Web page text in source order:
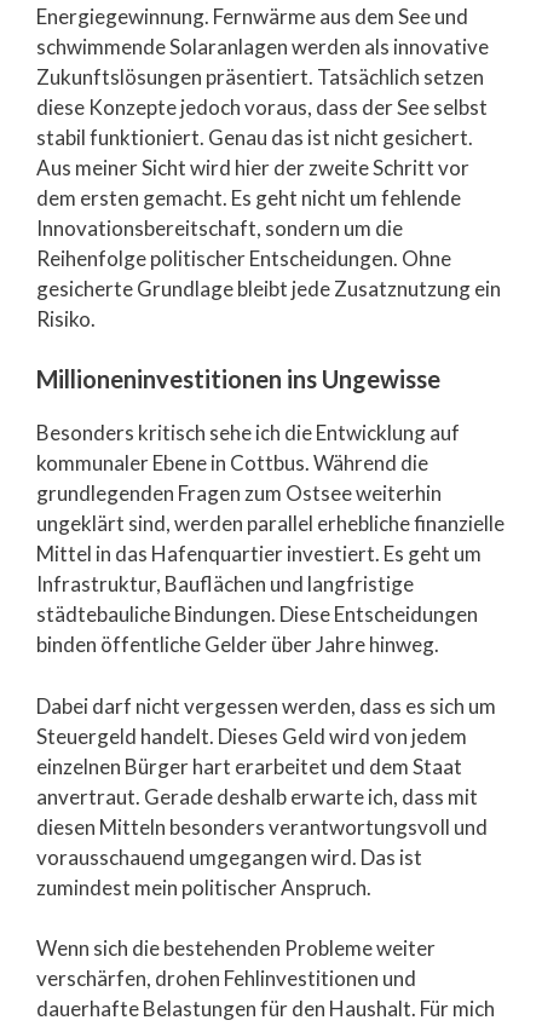
Energiegewinnung. Fernwärme aus dem See und
schwimmende Solaranlagen werden als innovative
Zukunftslösungen präsentiert. Tatsächlich setzen
diese Konzepte jedoch voraus, dass der See selbst
stabil funktioniert. Genau das ist nicht gesichert.
Aus meiner Sicht wird hier der zweite Schritt vor
dem ersten gemacht. Es geht nicht um fehlende
Innovationsbereitschaft, sondern um die
Reihenfolge politischer Entscheidungen. Ohne
gesicherte Grundlage bleibt jede Zusatznutzung ein
Risiko.
Millioneninvestitionen ins Ungewisse
Besonders kritisch sehe ich die Entwicklung auf
kommunaler Ebene in Cottbus. Während die
grundlegenden Fragen zum Ostsee weiterhin
ungeklärt sind, werden parallel erhebliche finanzielle
Mittel in das Hafenquartier investiert. Es geht um
Infrastruktur, Bauflächen und langfristige
städtebauliche Bindungen. Diese Entscheidungen
binden öffentliche Gelder über Jahre hinweg.
Dabei darf nicht vergessen werden, dass es sich um
Steuergeld handelt. Dieses Geld wird von jedem
einzelnen Bürger hart erarbeitet und dem Staat
anvertraut. Gerade deshalb erwarte ich, dass mit
diesen Mitteln besonders verantwortungsvoll und
vorausschauend umgegangen wird. Das ist
zumindest mein politischer Anspruch.
Wenn sich die bestehenden Probleme weiter
verschärfen, drohen Fehlinvestitionen und
dauerhafte Belastungen für den Haushalt. Für mich